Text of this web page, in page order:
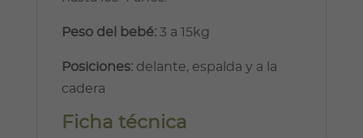
Peso del bebé: 3 a 15kg
Posiciones:delante, espalda y a la
cadera
Ficha técnica